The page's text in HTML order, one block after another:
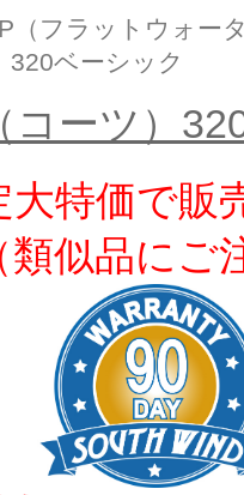
（フラットウォ
320ベーシック
コーツ）
大特価で販
類似品にご